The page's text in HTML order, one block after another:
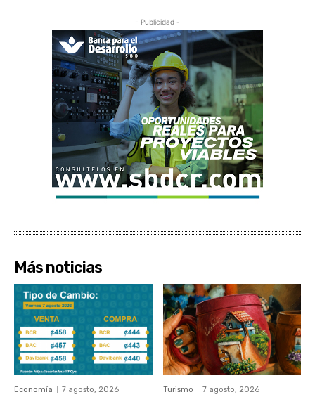
- Publicidad -
Más noticias
Economía 7 agosto, 2026 Turismo 7 agosto, 2026